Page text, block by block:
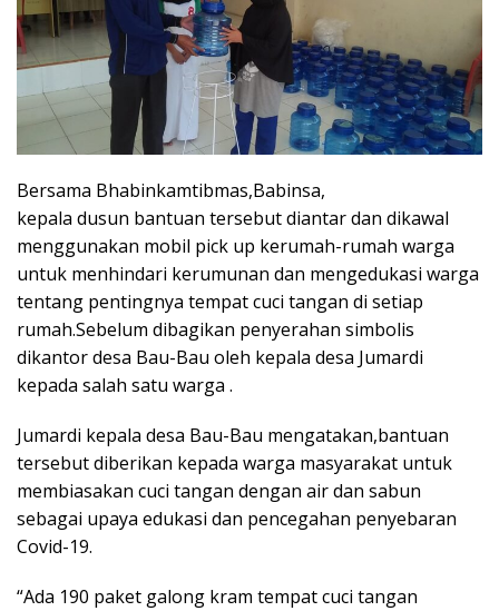
Bersama Bhabinkamtibmas,Babinsa,
kepala dusun bantuan tersebut diantar dan dikawal
menggunakan mobil pick up kerumah-rumah warga
untuk menhindari kerumunan dan mengedukasi warga
tentang pentingnya tempat cuci tangan di setiap
rumah.Sebelum dibagikan penyerahan simbolis
dikantor desa Bau-Bau oleh kepala desa Jumardi
kepada salah satu warga .
Jumardi kepala desa Bau-Bau mengatakan,bantuan
tersebut diberikan kepada warga masyarakat untuk
membiasakan cuci tangan dengan air dan sabun
sebagai upaya edukasi dan pencegahan penyebaran
Covid-19.
“Ada 190 paket galong kram tempat cuci tangan